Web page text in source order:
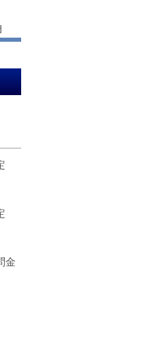
金